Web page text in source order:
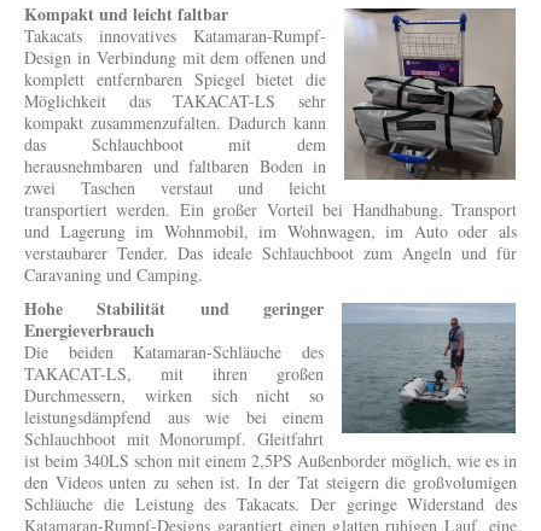
Kompakt und leicht faltbar
Takacats innovatives Katamaran-Rumpf-
Design in Verbindung mit dem offenen und
komplett entfernbaren Spiegel bietet die
Möglichkeit das TAKACAT-LS sehr
kompakt zusammenzufalten. Dadurch kann
das Schlauchboot mit dem
herausnehmbaren und faltbaren Boden in
zwei Taschen verstaut und leicht
transportiert werden. Ein großer Vorteil bei Handhabung, Transport
und Lagerung im Wohnmobil, im Wohnwagen, im Auto oder als
verstaubarer Tender. Das ideale Schlauchboot zum Angeln und für
Caravaning und Camping.
Hohe Stabilität und geringer
Energieverbrauch
Die beiden Katamaran-Schläuche des
TAKACAT-LS, mit ihren großen
Durchmessern, wirken sich nicht so
leistungsdämpfend aus wie bei einem
Schlauchboot mit Monorumpf. Gleitfahrt
ist beim 340LS schon mit einem 2,5PS Außenborder möglich, wie es in
den Videos unten zu sehen ist. In der Tat steigern die großvolumigen
Schläuche die Leistung des Takacats. Der geringe Widerstand des
Katamaran-Rumpf-Designs garantiert einen glatten ruhigen Lauf, eine